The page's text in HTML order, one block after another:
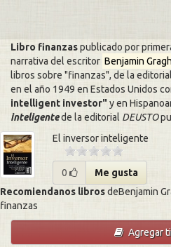
Libro finanzaspublicado por
narrativa del escritor Benjamin
libros sobre
finanzas , de la editorial
en el año 1949 en Estados Unidos
intelligent investor
y en
inteligentede la editorial DEUSTO
El inversor inteligente
0 Me gusta
Recomiendanos librosdeBenjamin
finanzas
Agregar